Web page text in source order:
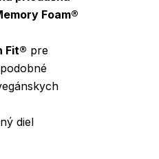
Foam®
Fit® pre
diel